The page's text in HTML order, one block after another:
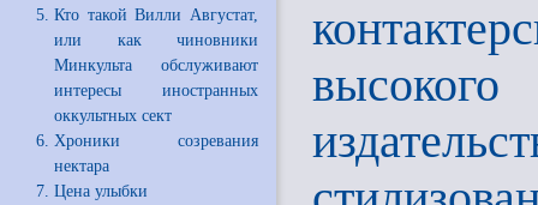
Кто такой Вилли Августат,
или как чиновники
Минкульта обслуживают
интересы иностранных
оккультных сект
Хроники созревания
нектара
Цена улыбки